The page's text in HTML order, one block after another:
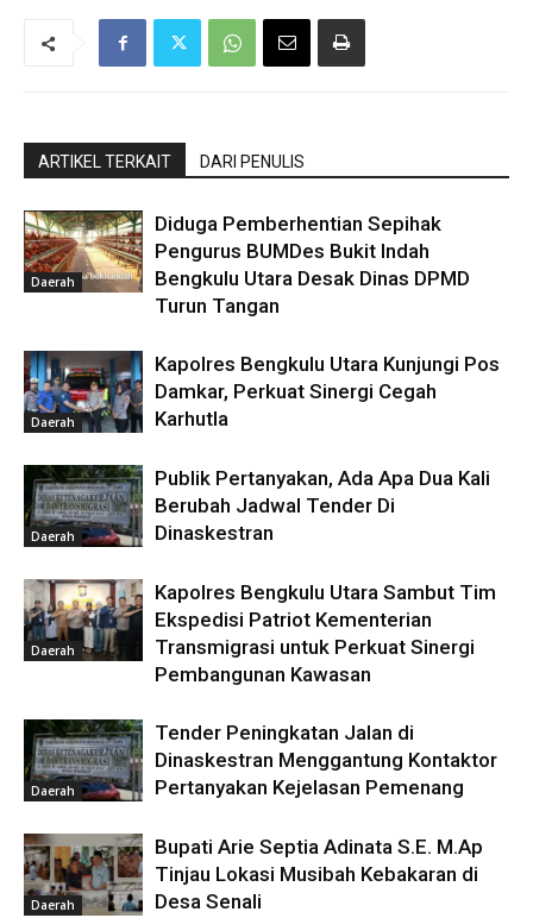
ARTIKEL TERKAIT DARI PENULIS
Daerah
Diduga Pemberhentian Sepihak
Pengurus BUMDes Bukit Indah
Bengkulu Utara Desak Dinas DPMD
Turun Tangan
Daerah
Kapolres Bengkulu Utara Kunjungi Pos
Damkar, Perkuat Sinergi Cegah
Karhutla
Daerah
Publik Pertanyakan, Ada Apa Dua Kali
Berubah Jadwal Tender Di
Dinaskestran
Daerah
Kapolres Bengkulu Utara Sambut Tim
Ekspedisi Patriot Kementerian
Transmigrasi untuk Perkuat Sinergi
Pembangunan Kawasan
Daerah
Tender Peningkatan Jalan di
Dinaskestran Menggantung Kontaktor
Pertanyakan Kejelasan Pemenang
Daerah
Bupati Arie Septia Adinata S.E. M.Ap
Tinjau Lokasi Musibah Kebakaran di
Desa Senali